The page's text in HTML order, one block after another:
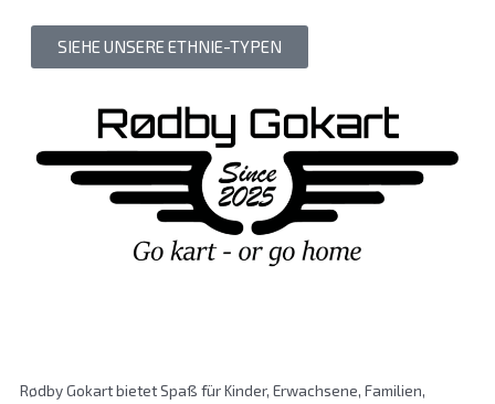
SIEHE UNSERE ETHNIE-TYPEN
Rødby Gokart bietet Spaß für Kinder, Erwachsene, Familien,